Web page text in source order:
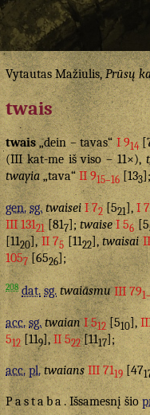
Vytautas Mažiulis,Prūsų
twais
twais„dein – tavas“I 914
(III kat-me iš viso – 11×),
twayia„tava“II 915–16[133
gen. sg. twaisei I 72[521],I 7
III 13121[817];twaise I 56[5
[1120],II 75[1122],twaisai
1057[6526];
208 dat. sg. twaiāsmu III 79
acc. sg. twaian I 512[510],
512[119],II 522[1117];
acc. pl. twaians III 7119[47
Pastaba. Išsamesnį šio